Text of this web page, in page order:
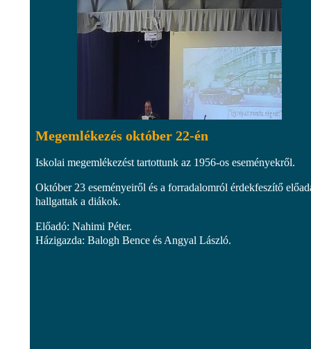
Megemlékezés október 22-én
Iskolai megemlékezést tartottunk az 1956-os eseményekről.
Október 23 eseményeiről és a forradalomról érdekfeszítő
hallgattak a diákok.
Előadó: Nahimi Péter.
Házigazda: Balogh Bence és Angyal László.